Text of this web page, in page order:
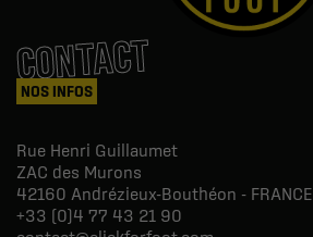
CONTACT
NOS INFOS
Rue Henri Guillaumet
ZAC des Murons
42160 Andrézieux-Bouthéon - FRANCE
+33 (0)4 77 43 21 90